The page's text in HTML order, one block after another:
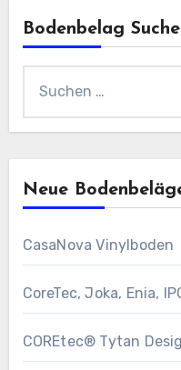
Bodenbelag Suche
nach:
Neue
CasaNova Vinylboden
CoreTec, Joka, Enia,
COREtec® Tytan